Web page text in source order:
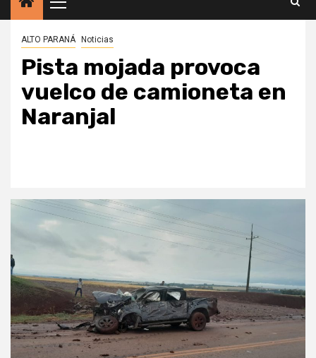
Menú
principal
ALTO PARANÁ Noticias
Pista mojada provoca
vuelco de camioneta en
Naranjal